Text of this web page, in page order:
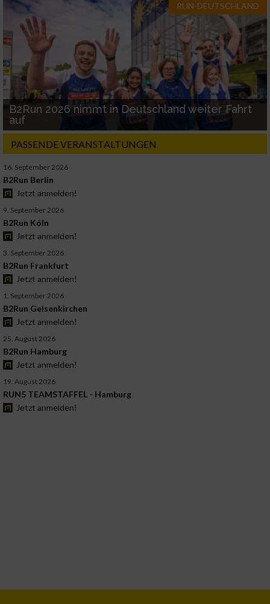
RUN-DEUTSCHLAND
B2Run 2026 nimmt in Deutschland weiter Fahrt
auf
PASSENDE VERANSTALTUNGEN
16. September 2026
B2Run Berlin
Jetzt anmelden!
9. September 2026
B2Run Köln
Jetzt anmelden!
3. September 2026
B2Run Frankfurt
Jetzt anmelden!
1. September 2026
B2Run Gelsenkirchen
Jetzt anmelden!
25. August 2026
B2Run Hamburg
Jetzt anmelden!
19. August 2026
RUN5 TEAMSTAFFEL - Hamburg
Jetzt anmelden!